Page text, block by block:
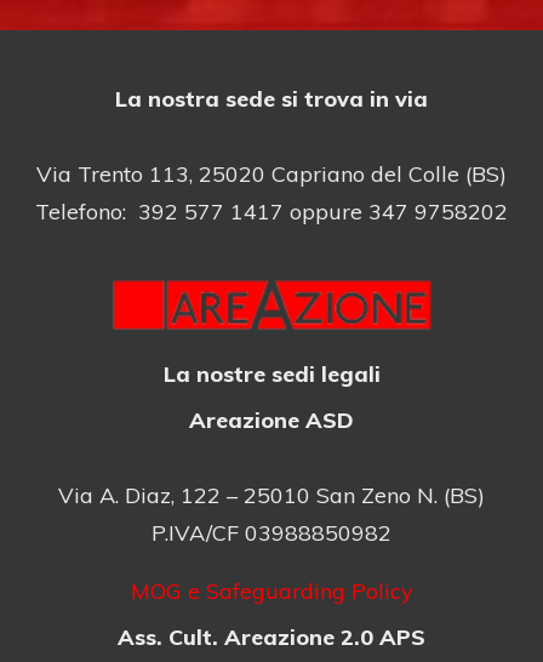
La nostra sede si trova in via
Via Trento 113, 25020 Capriano del Colle (BS)
Telefono: 392 577 1417 oppure 347 9758202
La nostre sedi legali
Areazione ASD
Via A. Diaz, 122 – 25010 San Zeno N. (BS)
P.IVA/CF 03988850982
MOG e Safeguarding Policy
Ass. Cult. Areazione 2.0 APS